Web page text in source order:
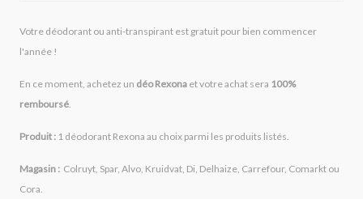
Votre déodorant ou anti-transpirant est gratuit pour bien commencer
l'année !
En ce moment, achetez un déo Rexona et votre achat sera 100%
remboursé
Produit : 1 déodorant Rexona au choix parmi les produits listés.
Magasin : Colruyt, Spar, Alvo, Kruidvat, Di, Delhaize, Carrefour, Comarkt ou
Cora.